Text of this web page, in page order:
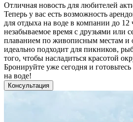
Отличная новость для любителей
Теперь у вас есть возможность
для отдыха на воде в компании до 12
незабываемое время с друзьями или
плаванием по живописным местам и
идеально подходит для пикников,
того, чтобы насладиться красотой
Бронируйте уже сегодня и
на воде!
Консультация